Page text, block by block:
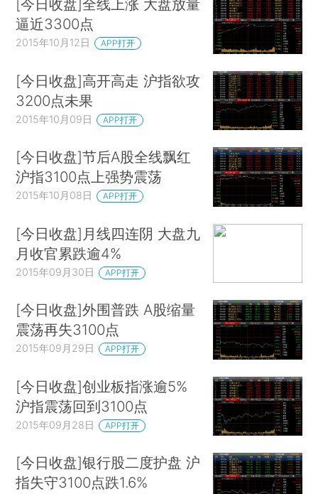
[今日收盘]全线上涨 大盘放量
逼近3300点
2015年10月12日 APP打开
[今日收盘]高开高走 沪指欲攻
3200点未果
2015年10月09日 APP打开
[今日收盘]节后A股全线飘红
沪指3100点上强势震荡
2015年10月08日 APP打开
[今日收盘]月线四连阴 大盘九
月收官累跌逾4%
2015年09月30日 APP打开
[今日收盘]外围普跌 A股缩量
震荡再失3100点
2015年09月29日 APP打开
[今日收盘]创业板指涨逾5%
沪指震荡回到3100点
2015年09月28日 APP打开
[今日收盘]银行股二度护盘 沪
指失守3100点跌1.6%